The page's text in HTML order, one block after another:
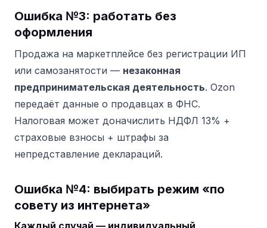
Ошибка №3: работать без
оформления
Продажа на маркетплейсе без регистрации ИП
или самозанятости — незаконная
предпринимательская деятельность. Ozon
передаёт данные о продавцах в ФНС.
Налоговая может доначислить НДФЛ 13% +
страховые взносы + штрафы за
непредставление деклараций.
Ошибка №4: выбирать режим «по
совету из интернета»
Каждый случай — индивидуальный